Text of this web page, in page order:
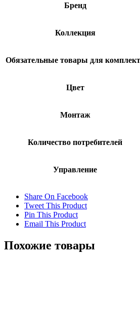
Бренд
Коллекция
Обязательные товары для
Цвет
Монтаж
Количество потребителей
Управление
Share On Facebook
Tweet This Product
Pin This Product
Email This Product
Похожие товары